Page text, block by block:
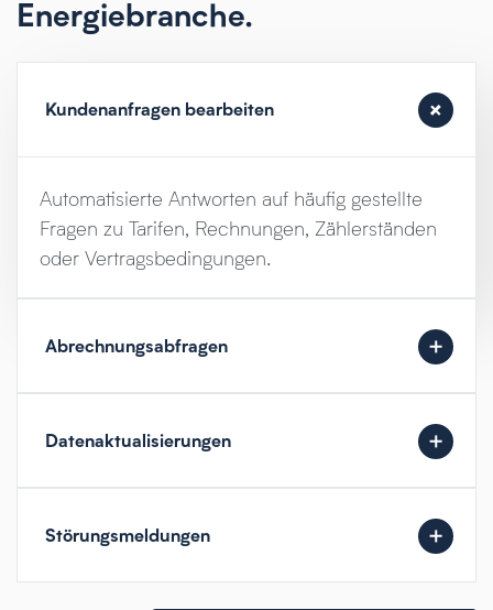
Energiebranche.
Kundenanfragen bearbeiten
Automatisierte Antworten auf häufig gestellte
Fragen zu Tarifen, Rechnungen, Zählerständen
oder Vertragsbedingungen.
Abrechnungsabfragen
Datenaktualisierungen
Störungsmeldungen